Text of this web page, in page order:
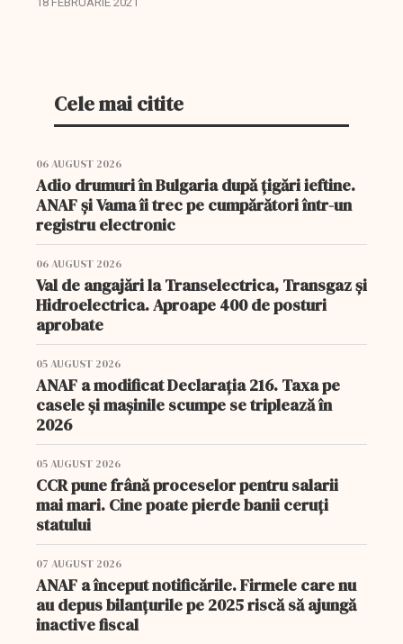
Cele mai citite
06 AUGUST 2026
Adio drumuri în Bulgaria după țigări ieftine.
ANAF și Vama îi trec pe cumpărători într-un
registru electronic
06 AUGUST 2026
Val de angajări la Transelectrica, Transgaz și
Hidroelectrica. Aproape 400 de posturi
aprobate
05 AUGUST 2026
ANAF a modificat Declarația 216. Taxa pe
casele și mașinile scumpe se triplează în
2026
05 AUGUST 2026
CCR pune frână proceselor pentru salarii
mai mari. Cine poate pierde banii ceruți
statului
07 AUGUST 2026
ANAF a început notificările. Firmele care nu
au depus bilanțurile pe 2025 riscă să ajungă
inactive fiscal